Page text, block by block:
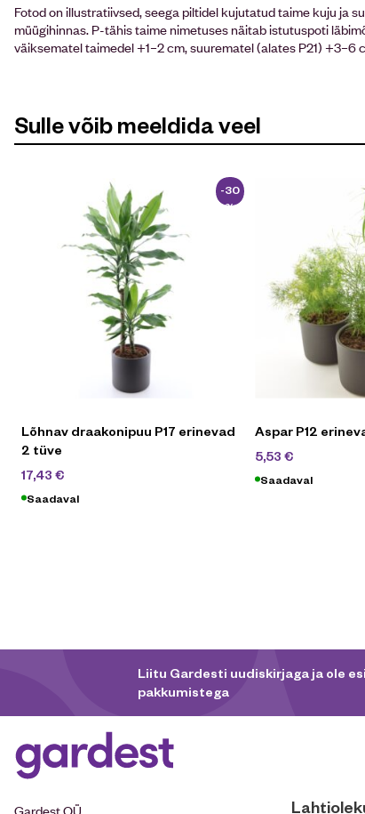
Fotod on illustratiivsed, seega piltidel kujutatud taime kuju ja
müügihinnas. P-tähis taime nimetuses näitab istutuspoti
väiksematel taimedel +1–2 cm, suurematel (alates P21)
Sulle võib meeldida veel
-30
%
Lõhnav draakonipuu P17 erinevad
2 tüve
17,43 €
Saadaval
Aspar P12
5,53 €
Saadaval
Liitu Gardesti uudiskirjaga ja ole
pakkumistega